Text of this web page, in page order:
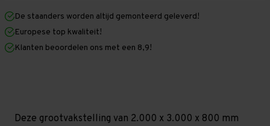
mm
x
800
mm
mm
800
mm
De staanders worden altijd gemonteerd geleverd!
Europese top kwaliteit!
Klanten beoordelen ons met een 8,9!
Deze grootvakstelling van 2.000 x 3.000 x 800 mm